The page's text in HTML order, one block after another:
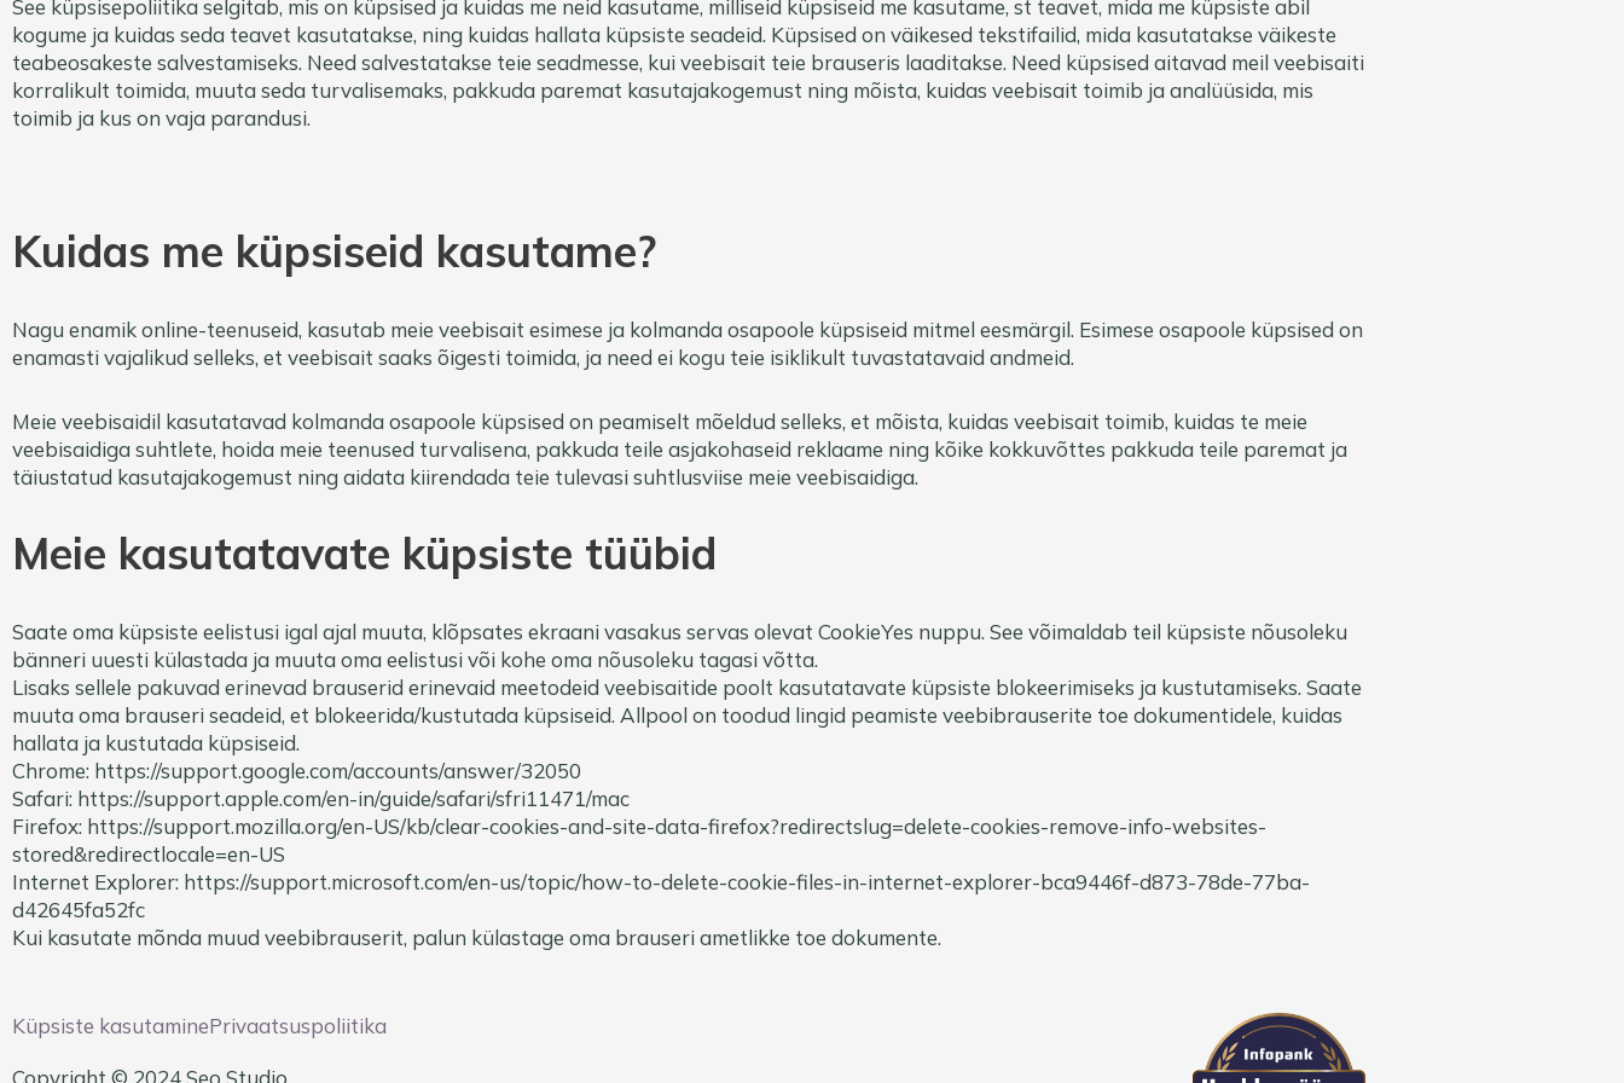
See küpsisepoliitika selgitab, mis on küpsised ja kuidas me neid kasutame, milliseid küpsiseid me kasutame, st teavet, mida me küpsiste abil
kogume ja kuidas seda teavet kasutatakse, ning kuidas hallata küpsiste seadeid. Küpsised on väikesed tekstifailid, mida kasutatakse väikeste
teabeosakeste salvestamiseks. Need salvestatakse teie seadmesse, kui veebisait teie brauseris laaditakse. Need küpsised aitavad meil veebisaiti
korralikult toimida, muuta seda turvalisemaks, pakkuda paremat kasutajakogemust ning mõista, kuidas veebisait toimib ja analüüsida, mis
toimib ja kus on vaja parandusi.
Kuidas me küpsiseid kasutame?
Nagu enamik online-teenuseid, kasutab meie veebisait esimese ja kolmanda osapoole küpsiseid mitmel eesmärgil. Esimese osapoole küpsised on
enamasti vajalikud selleks, et veebisait saaks õigesti toimida, ja need ei kogu teie isiklikult tuvastatavaid andmeid.
Meie veebisaidil kasutatavad kolmanda osapoole küpsised on peamiselt mõeldud selleks, et mõista, kuidas veebisait toimib, kuidas te meie
veebisaidiga suhtlete, hoida meie teenused turvalisena, pakkuda teile asjakohaseid reklaame ning kõike kokkuvõttes pakkuda teile paremat ja
täiustatud kasutajakogemust ning aidata kiirendada teie tulevasi suhtlusviise meie veebisaidiga.
Meie kasutatavate küpsiste tüübid
Saate oma küpsiste eelistusi igal ajal muuta, klõpsates ekraani vasakus servas olevat CookieYes nuppu. See võimaldab teil küpsiste nõusoleku
bänneri uuesti külastada ja muuta oma eelistusi või kohe oma nõusoleku tagasi võtta.
Lisaks sellele pakuvad erinevad brauserid erinevaid meetodeid veebisaitide poolt kasutatavate küpsiste blokeerimiseks ja kustutamiseks. Saate
muuta oma brauseri seadeid, et blokeerida/kustutada küpsiseid. Allpool on toodud lingid peamiste veebibrauserite toe dokumentidele, kuidas
hallata ja kustutada küpsiseid.
Chrome: https://support.google.com/accounts/answer/32050
Safari: https://support.apple.com/en-in/guide/safari/sfri11471/mac
Firefox: https://support.mozilla.org/en-US/kb/clear-cookies-and-site-data-firefox?redirectslug=delete-cookies-remove-info-websites-
stored&redirectlocale=en-US
Internet Explorer: https://support.microsoft.com/en-us/topic/how-to-delete-cookie-files-in-internet-explorer-bca9446f-d873-78de-77ba-
d42645fa52fc
Kui kasutate mõnda muud veebibrauserit, palun külastage oma brauseri ametlikke toe dokumente.
Küpsiste kasutaminePrivaatsuspoliitika
Copyright © 2024 Seo Studio